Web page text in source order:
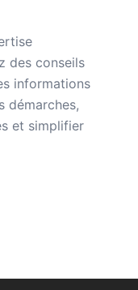
des conseils
informations
démarches,
et simplifier